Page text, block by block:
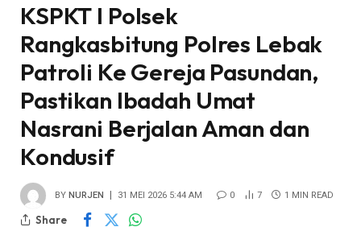
KSPKT I Polsek
Rangkasbitung Polres Lebak
Patroli Ke Gereja Pasundan,
Pastikan Ibadah Umat
Nasrani Berjalan Aman dan
Kondusif
BY NURJEN 31 MEI 2026 5:44 AM 0 7 1 MIN READ
Share